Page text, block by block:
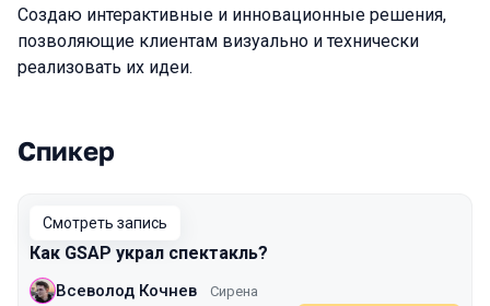
Создаю интерактивные и инновационные решения,
позволяющие клиентам визуально и технически
реализовать их идеи.
Выступления в сезоне 2024 Spring
Спикер
Смотреть запись
Как GSAP украл спектакль?
Всеволод Кочнев Сирена